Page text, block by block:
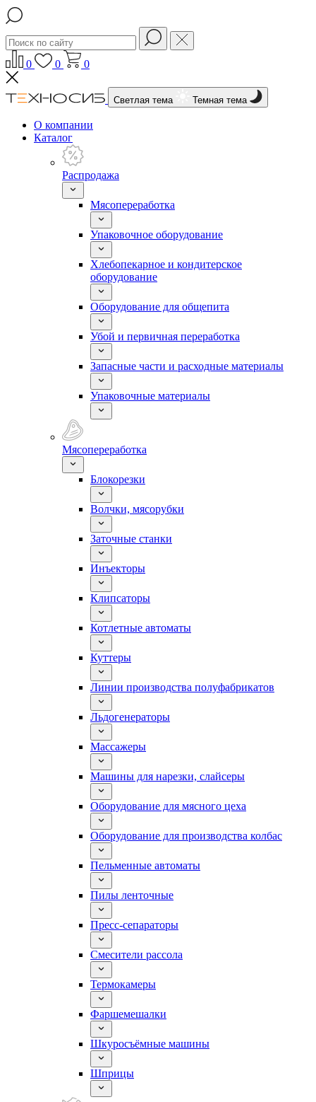
0 0 0
Светлая тема Темная тема
О компании
Каталог
Распродажа
Мясопереработка
Упаковочное оборудование
Хлебопекарное и кондитерское
оборудование
Оборудование для общепита
Убой и первичная переработка
Запасные части и расходные материалы
Упаковочные материалы
Мясопереработка
Блокорезки
Волчки, мясорубки
Заточные станки
Инъекторы
Клипсаторы
Котлетные автоматы
Куттеры
Линии производства полуфабрикатов
Льдогенераторы
Массажеры
Машины для нарезки, слайсеры
Оборудование для мясного цеха
Оборудование для производства колбас
Пельменные автоматы
Пилы ленточные
Пресс-сепараторы
Смесители рассола
Термокамеры
Фаршемешалки
Шкуросъёмные машины
Шприцы